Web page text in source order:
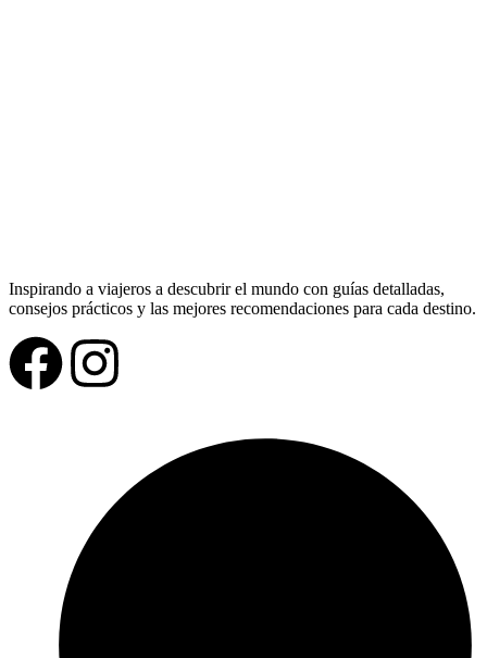
Inspirando a viajeros a descubrir el mundo con guías detalladas,
consejos prácticos y las mejores recomendaciones para cada destino.